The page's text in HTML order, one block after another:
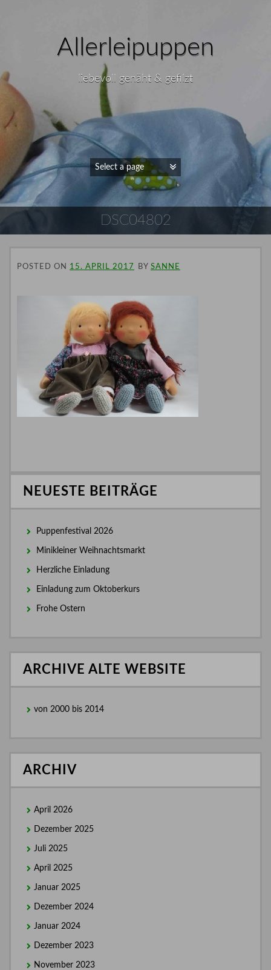
Allerleipuppen
liebevoll genäht & gefilzt
DSC04802
POSTED ON 15. APRIL 2017 BY SANNE
NEUESTE BEITRÄGE
Puppenfestival 2026
Minikleiner Weihnachtsmarkt
Herzliche Einladung
Einladung zum Oktoberkurs
Frohe Ostern
ARCHIVE ALTE WEBSITE
von 2000 bis 2014
ARCHIV
April 2026
Dezember 2025
Juli 2025
April 2025
Januar 2025
Dezember 2024
Januar 2024
Dezember 2023
November 2023